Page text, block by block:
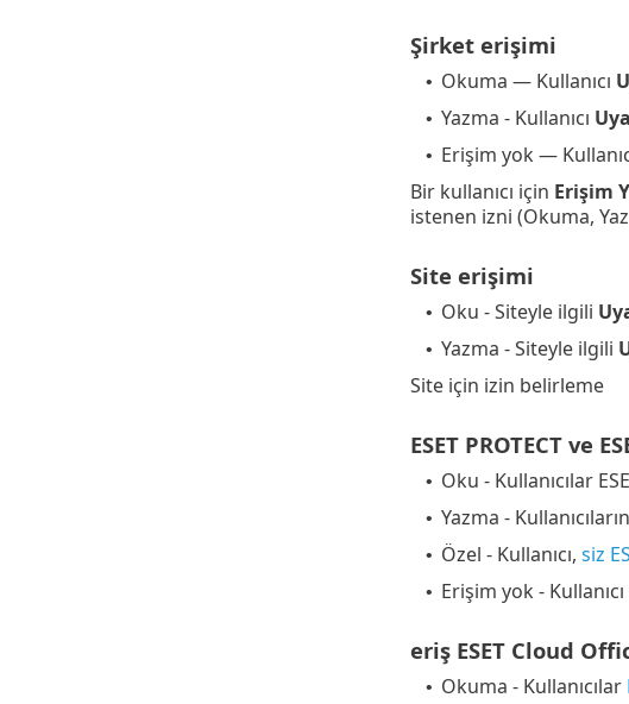
Şirket erişimi
• Okuma — Kullanıcı
• Yazma - Kullanıcı
• Erişim yok —
Bir kullanıcı için Erişim
istenen izni (Okuma,
Site erişimi
• Oku - Siteyle ilgili
• Yazma - Siteyle ilgili
Site için izin belirleme
ESET PROTECT ve
• Oku - Kullanıcılar
• Yazma -
• Özel - Kullanıcı, siz
• Erişim yok -
eriş ESET Cloud
• Okuma - Kullanıcılar